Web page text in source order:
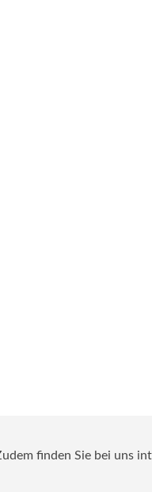
finden Sie bei uns